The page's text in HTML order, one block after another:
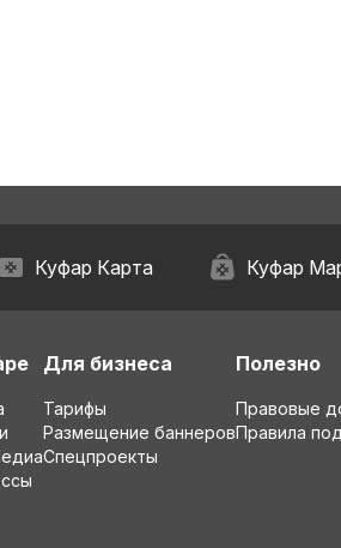
Куфар Карта Куфар
Для бизнеса
Тарифы
Размещение баннеров
Спецпроекты
Полезно
Правовые
Правила